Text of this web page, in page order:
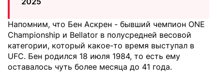
Напомним, что Бен Аскрен - бывший чемпион ONE
Championship и Bellator в полусредней весовой
категории, который какое-то время выступал в
UFC. Бен родился 18 июля 1984, то есть ему
оставалось чуть более месяца до 41 года.